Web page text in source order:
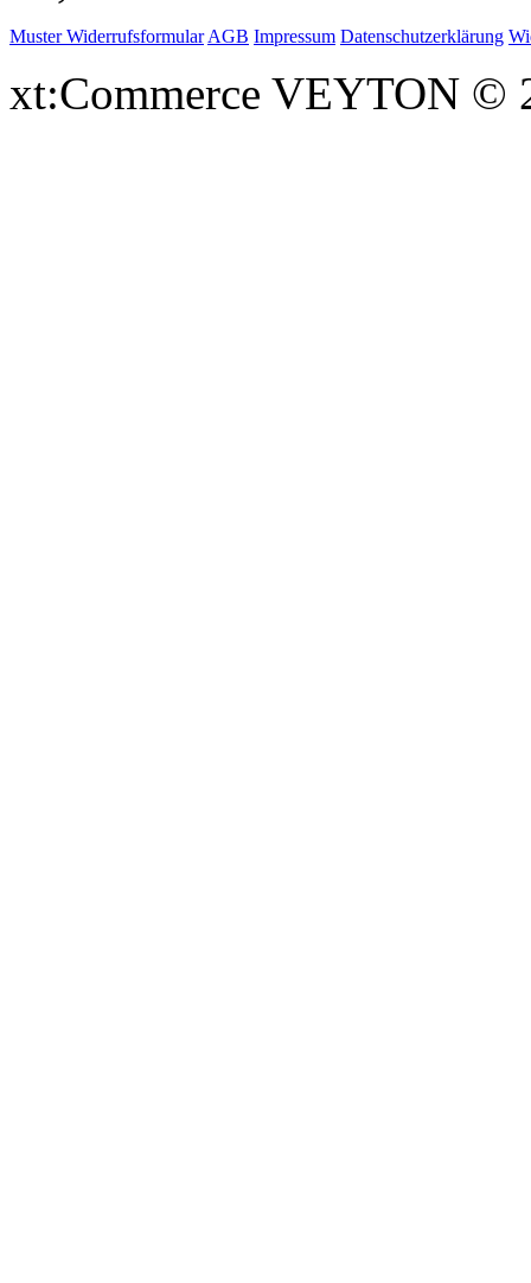
Muster Widerrufsformular AGB Impressum Datenschutzerklärung
xt:Commerce VEYTON ©